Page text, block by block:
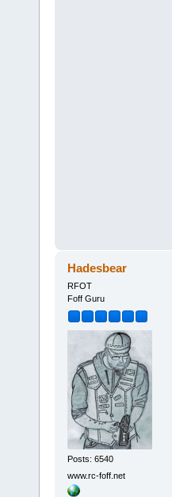
Hadesbear
RFOT
Foff Guru
Posts: 6540
www.rc-foff.net